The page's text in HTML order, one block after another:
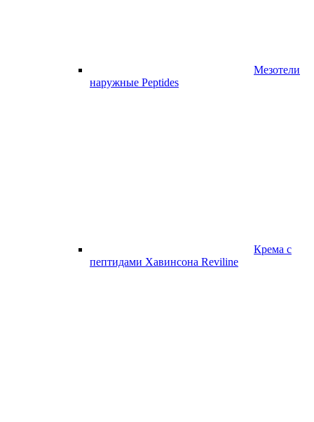
Мезотели
наружные Peptides
Крема с
пептидами Хавинсона Reviline